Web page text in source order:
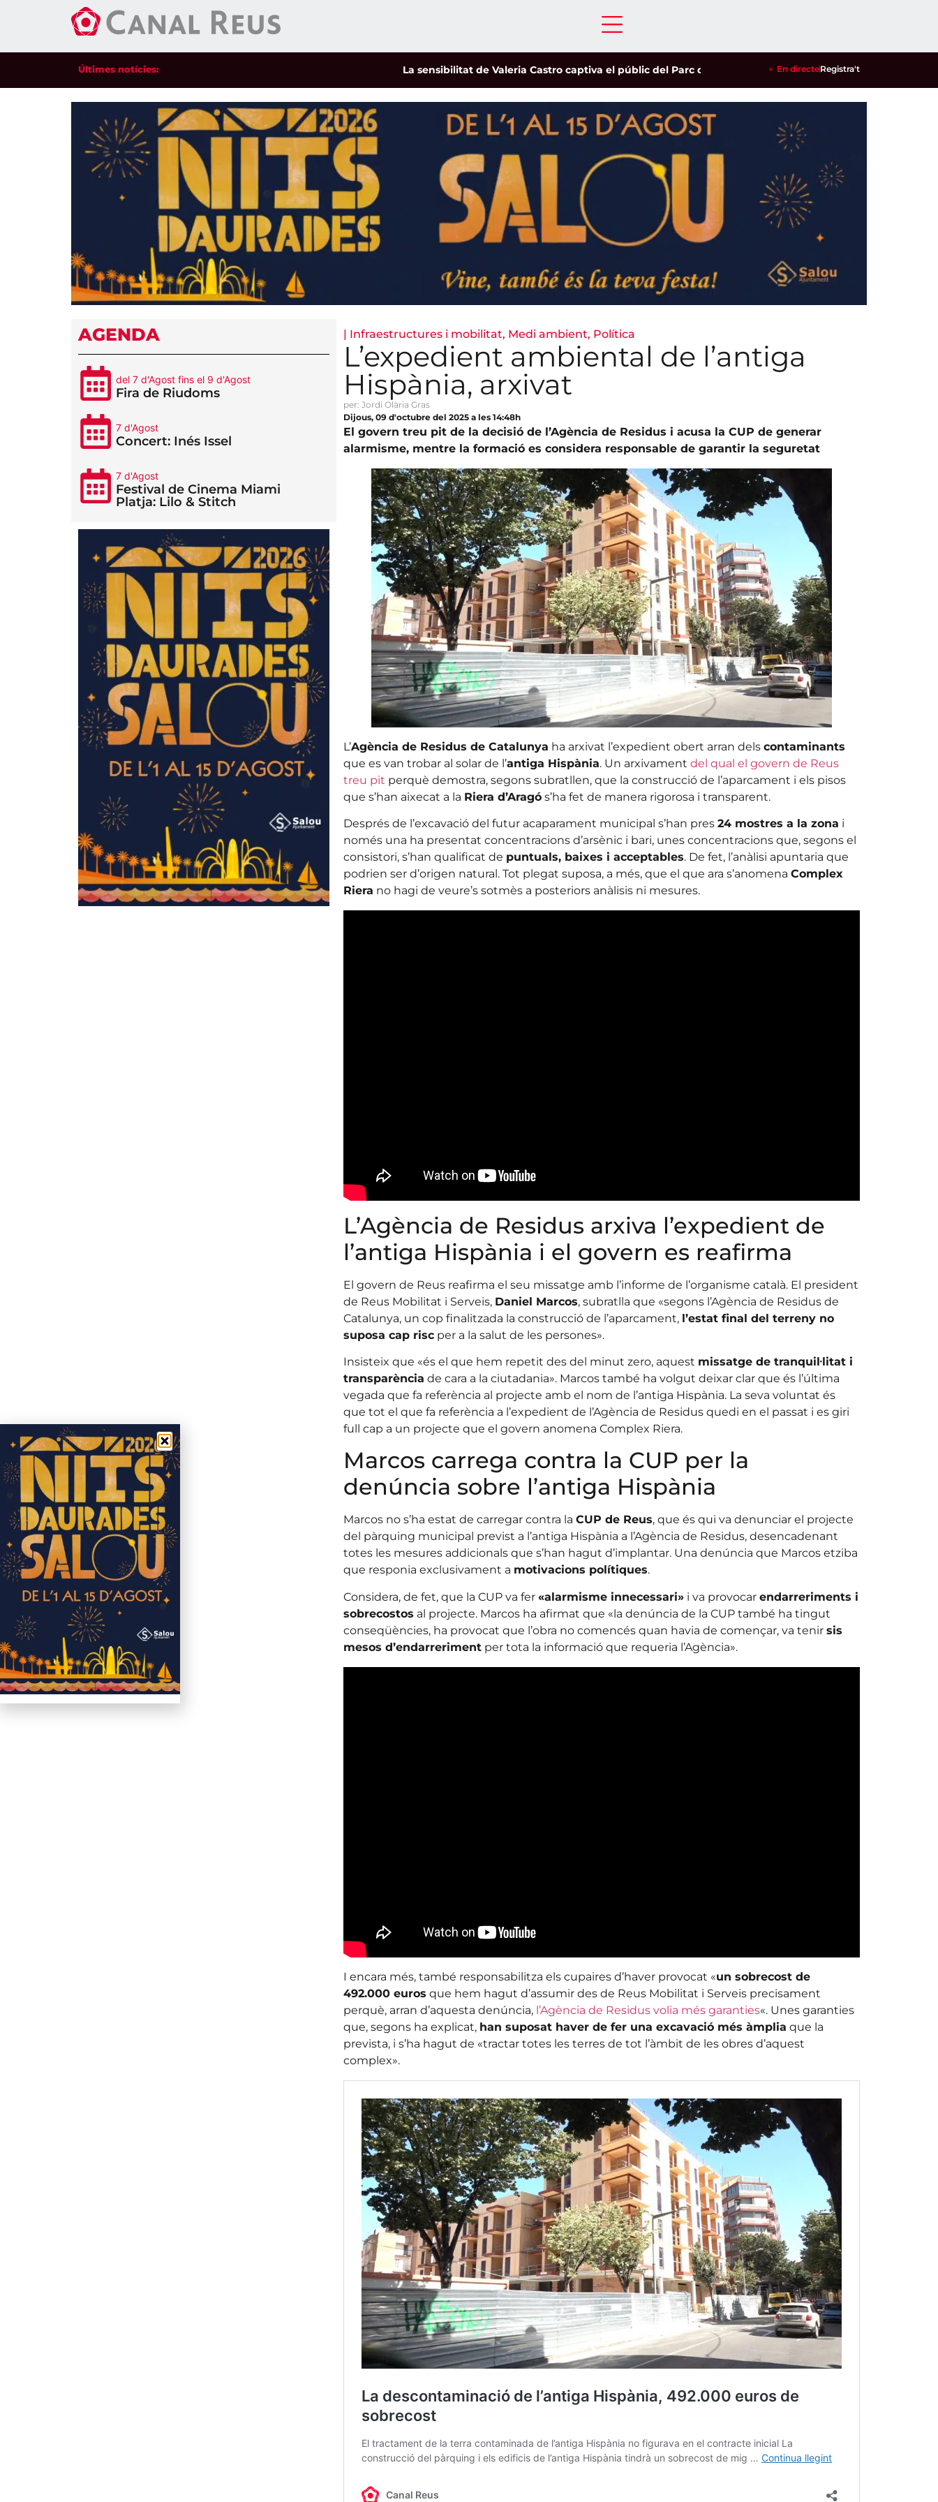
Últimes notícies: La sensibilitat de Valeria Castro captiva el públic del Parc del Pinaret Cambrils ja té a punt les zones de bany
En directeRegistra't
AGENDA
del 7 d'Agost fins el 9 d'Agost
Fira de Riudoms
7 d'Agost
Concert: Inés Issel
7 d'Agost
Festival de Cinema Miami
Platja: Lilo & Stitch
| Infraestructures i mobilitat, Medi ambient, Política
L’expedient ambiental de l’antiga
Hispània, arxivat
per: Jordi Olària Gras
Dijous, 09 d'octubre del 2025 a les 14:48h
El govern treu pit de la decisió de l’Agència de Residus i acusa la CUP de generar
alarmisme, mentre la formació es considera responsable de garantir la seguretat
L’Agència de Residus de Catalunya ha arxivat l’expedient obert arran dels contaminants
que es van trobar al solar de l’antiga Hispània. Un arxivament del qual el govern de Reus
treu pit perquè demostra, segons subratllen, que la construcció de l’aparcament i els pisos
que s’han aixecat a la Riera d’Aragós’ha fet de manera rigorosa i transparent.
Després de l’excavació del futur acaparament municipal s’han pres 24 mostres a la zona i
només una ha presentat concentracions d’arsènic i bari, unes concentracions que, segons el
consistori, s’han qualificat de puntuals, baixes i acceptables. De fet, l’anàlisi apuntaria que
podrien ser d’origen natural. Tot plegat suposa, a més, que el que ara s’anomena Complex
Riera no hagi de veure’s sotmès a posteriors anàlisis ni mesures.
L’Agència de Residus arxiva l’expedient de
l’antiga Hispània i el govern es reafirma
El govern de Reus reafirma el seu missatge amb l’informe de l’organisme català. El president
de Reus Mobilitat i Serveis, Daniel Marcos, subratlla que «segons l’Agència de Residus de
Catalunya, un cop finalitzada la construcció de l’aparcament, l’estat final del terreny no
suposa cap riscper a la salut de les persones».
Insisteix que «és el que hem repetit des del minut zero, aquest missatge de tranquil·litat i
transparència de cara a la ciutadania». Marcos també ha volgut deixar clar que és l’última
vegada que fa referència al projecte amb el nom de l’antiga Hispània. La seva voluntat és
que tot el que fa referència a l’expedient de l’Agència de Residus quedi en el passat i es giri
full cap a un projecte que el govern anomena Complex Riera.
Marcos carrega contra la CUP per la
denúncia sobre l’antiga Hispània
Marcos no s’ha estat de carregar contra la CUP de Reus, que és qui va denunciar el projecte
del pàrquing municipal previst a l’antiga Hispània a l’Agència de Residus, desencadenant
totes les mesures addicionals que s’han hagut d’implantar. Una denúncia que Marcos etziba
que responia exclusivament a motivacions polítiques.
Considera, de fet, que la CUP va fer «alarmisme innecessari»i va provocar endarreriments i
sobrecostos al projecte. Marcos ha afirmat que «la denúncia de la CUP també ha tingut
conseqüències, ha provocat que l’obra no comencés quan havia de començar, va tenir sis
mesos d’endarrerimentper tota la informació que requeria l’Agència».
I encara més, també responsabilitza els cupaires d’haver provocat «un sobrecost de
492.000 euros que hem hagut d’assumir des de Reus Mobilitat i Serveis precisament
perquè, arran d’aquesta denúncia, l’Agència de Residus volia més garanties«. Unes garanties
que, segons ha explicat, han suposat haver de fer una excavació més àmplia que la
prevista, i s’ha hagut de «tractar totes les terres de tot l’àmbit de les obres d’aquest
complex».